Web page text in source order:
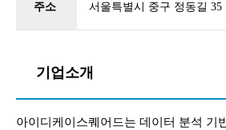
주소 서울특별시 중구 정동길 35
기업소개
아이디케이스퀘어드는 데이터 분석 기